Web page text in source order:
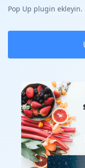
Pop Up plugin ekleyin.